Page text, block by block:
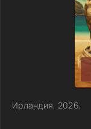
Ирландия, 2026,